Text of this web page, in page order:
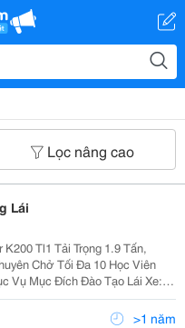
Lọc nâng cao
Lái
Tl1 Tải Trọng 1.9 Tấn,
Chở Tối Đa 10 Học Viên
Vụ Mục Đích Đào Tạo Lái Xe: -
Hoạt Cho Việc Đào Tạo Lái
Xe Tại Các Trường, Trung Tâm. - Thùng Được... >1 năm